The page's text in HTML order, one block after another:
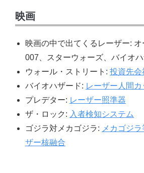
映画
映画の中で出てくるレーザー: オ
007、スターウォーズ、バイオ
ウォール・ストリート: 投資先会
バイオハザード: レーザー人間カ
プレデター: レーザー照準器
ザ・ロック: 入者検知システム
ゴジラ対メカゴジラ: メカゴジ
ザー核融合